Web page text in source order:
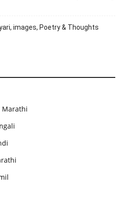
images, Poetry & Thoughts
Marathi